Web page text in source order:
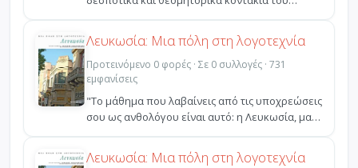
Ρωμανού του Μελωδού και...
Λευκωσία: Μια πόλη στη λογοτεχνία
Προτεινόμενο 0 φορές · Σε 0 συλλογές · 731
εμφανίσεις
"Το μάθημα που λαβαίνεις από τις υποχρεώσεις
σου ως ανθολόγου είναι αυτό: η Λευκωσία, μαζί
με όλες τ...
Λευκωσία: Μια πόλη στη λογοτεχνία